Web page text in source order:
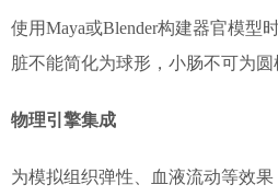
使用Maya或Blender构建器官模型
脏不能简化为球形，小肠不可为圆
物理引擎集成
为模拟组织弹性、血液流动等效果